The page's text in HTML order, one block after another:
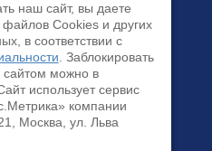
наш сайт, вы даете
файлов Cookies и других
в соответствии с
. Заблокировать
сайтом можно в
использует сервис
компании
Москва, ул. Льва